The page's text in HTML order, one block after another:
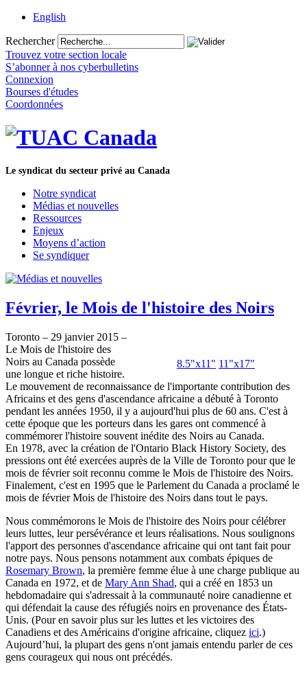
English
Rechercher
Trouvez votre section locale
S’abonner à nos cyberbulletins
Connexion
Bourses d'études
Coordonnées
Le syndicat du secteur privé au Canada
Notre syndicat
Médias et nouvelles
Ressources
Enjeux
Moyens d’action
Se syndiquer
Février, le Mois de l'histoire des Noirs
8.5"x11" 11"x17"
Toronto – 29 janvier 2015 –
Le Mois de l'histoire des
Noirs au Canada possède
une longue et riche histoire.
Le mouvement de reconnaissance de l'importante contribution des
Africains et des gens d'ascendance africaine a débuté à Toronto
pendant les années 1950, il y a aujourd'hui plus de 60 ans. C'est à
cette époque que les porteurs dans les gares ont commencé à
commémorer l'histoire souvent inédite des Noirs au Canada.
En 1978, avec la création de l'Ontario Black History Society, des
pressions ont été exercées auprès de la Ville de Toronto pour que le
mois de février soit reconnu comme le Mois de l'histoire des Noirs.
Finalement, c'est en 1995 que le Parlement du Canada a proclamé le
mois de février Mois de l'histoire des Noirs dans tout le pays.
Nous commémorons le Mois de l'histoire des Noirs pour célébrer
leurs luttes, leur persévérance et leurs réalisations. Nous soulignons
l'apport des personnes d'ascendance africaine qui ont tant fait pour
notre pays. Nous pensons notamment aux combats épiques de
Rosemary Brown, la première femme élue à une charge publique au
Canada en 1972, et de Mary Ann Shad, qui a créé en 1853 un
hebdomadaire qui s'adressait à la communauté noire canadienne et
qui défendait la cause des réfugiés noirs en provenance des États-
Unis. (Pour en savoir plus sur les luttes et les victoires des
Canadiens et des Américains d'origine africaine, cliquez ici.)
Aujourd’hui, la plupart des gens n'ont jamais entendu parler de ces
gens courageux qui nous ont précédés.